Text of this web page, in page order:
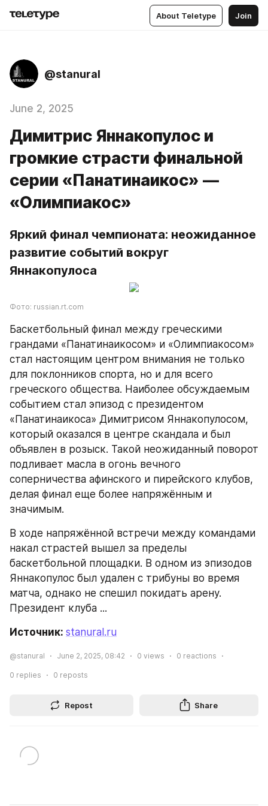
About Teletype Join
@stanural
June 2, 2025
Димитрис Яннакопулос и
громкие страсти финальной
серии «Панатинаикос» —
«Олимпиакос»
Яркий финал чемпионата: неожиданное
развитие событий вокруг
Яннакопулоса
Фото: russian.rt.com
Баскетбольный финал между греческими
грандами «Панатинаикосом» и «Олимпиакосом»
стал настоящим центром внимания не только
для поклонников спорта, но и для всего
греческого общества. Наиболее обсуждаемым
событием стал эпизод с президентом
«Панатинаикоса» Димитрисом Яннакопулосом,
который оказался в центре скандала и был
объявлен в розыск. Такой неожиданный поворот
подливает масла в огонь вечного
соперничества афинского и пирейского клубов,
делая финал еще более напряжённым и
значимым.
В ходе напряжённой встречи между командами
накал страстей вышел за пределы
баскетбольной площадки. В одном из эпизодов
Яннакопулос был удален с трибуны во время
матча, однако не спешил покидать арену.
Президент клуба ...
Источник: stanural.ru
@stanural June 2, 2025, 08:42 0 views 0 reactions
0 replies 0 reposts
Repost Share